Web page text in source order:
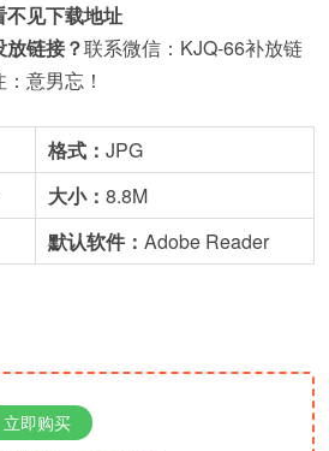
不见下载地址
链接？联系微信：KJQ-66补放链
意男忘！
格式： JPG
大小： 8.8M
默认软件： Adobe Reader
立即购买